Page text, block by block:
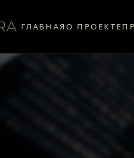
ГЛАВНАЯ О ПРОЕКТЕ